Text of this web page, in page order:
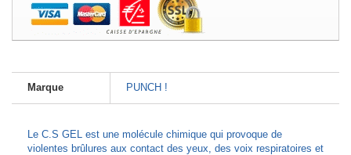
Marque PUNCH !
Le C.S GEL est une molécule chimique qui provoque de
violentes brûlures aux contact des yeux, des voix respiratoires et